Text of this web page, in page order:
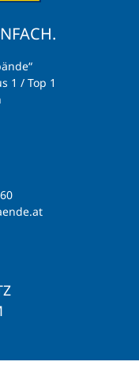
1 / Top 1